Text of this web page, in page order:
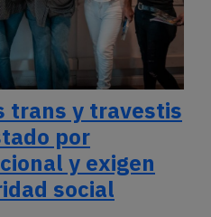
trans y travestis
por
y exigen
social